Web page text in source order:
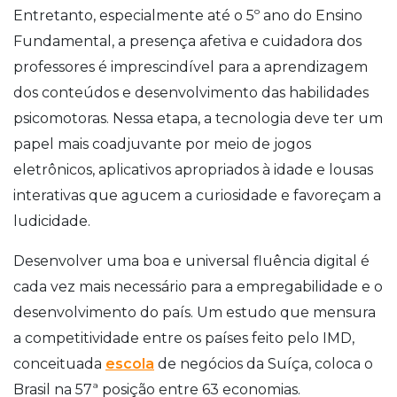
Entretanto, especialmente até o 5º ano do Ensino
Fundamental, a presença afetiva e cuidadora dos
professores é imprescindível para a aprendizagem
dos conteúdos e desenvolvimento das habilidades
psicomotoras. Nessa etapa, a tecnologia deve ter um
papel mais coadjuvante por meio de jogos
eletrônicos, aplicativos apropriados à idade e lousas
interativas que agucem a curiosidade e favoreçam a
ludicidade.
Desenvolver uma boa e universal fluência digital é
cada vez mais necessário para a empregabilidade e o
desenvolvimento do país. Um estudo que mensura
a competitividade entre os países feito pelo IMD,
conceituada escola de negócios da Suíça, coloca o
Brasil na 57ª posição entre 63 economias.